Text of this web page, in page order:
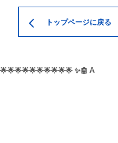
トップページに戻る
🌟🌟🌟🌟🌟🌟🌟🌟🌟🌟 ✨🤖 A